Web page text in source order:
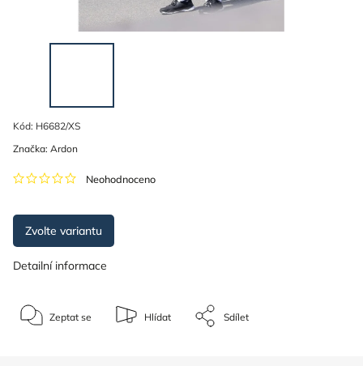
Kód: H6682/XS
Neohodnoceno
Značka: Ardon
Zvolte variantu
Detailní informace
Zeptat se Hlídat Sdílet